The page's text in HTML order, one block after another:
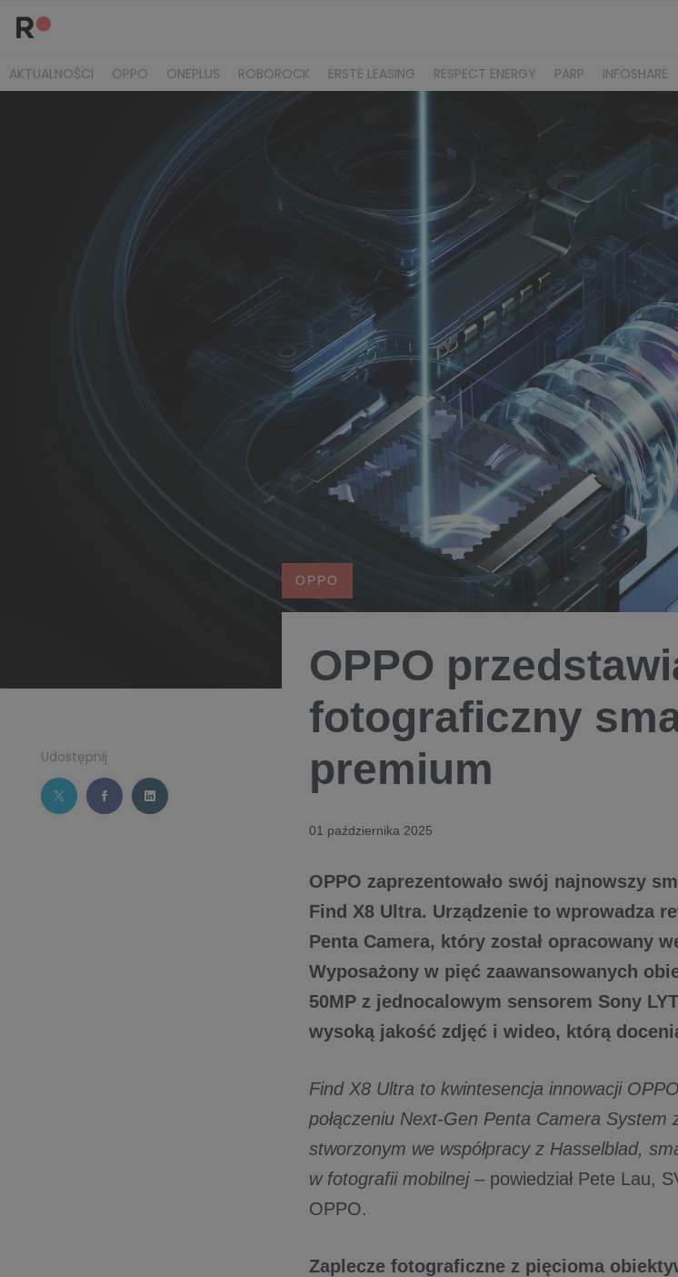
AKTUALNOŚCI OPPO ONEPLUS ROBOROCK ERSTE LEASING RESPECT ENERGY PARP INFOSHARE
Udostępnij
OPPO
OPPO
fotograficzny
premium
01 października 2025
OPPO zaprezentowało swój najnowszy
Find X8 Ultra. Urządzenie to wprowadza
Penta Camera, który został opracowany
Wyposażony w pięć zaawansowanych
50MP z jednocalowym sensorem Sony
wysoką jakość zdjęć i wideo, którą
Find X8 Ultra to kwintesencja innowacji
połączeniu Next-Gen Penta Camera System
stworzonym we współpracy z Hasselblad,
w fotografii mobilnej– powiedział Pete Lau,
OPPO.
Zaplecze fotograficzne z pięcioma